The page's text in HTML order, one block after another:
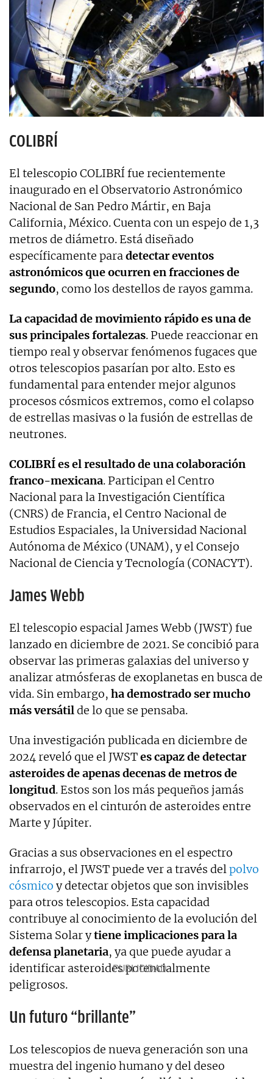
COLIBRÍ
El telescopio COLIBRÍ fue recientemente
inaugurado en el Observatorio Astronómico
Nacional de San Pedro Mártir, en Baja
California, México. Cuenta con un espejo de 1,3
metros de diámetro. Está diseñado
específicamente paradetectar eventos
astronómicos que ocurren en fracciones de
segundo, como los destellos de rayos gamma.
La capacidad de movimiento rápido es una de
sus principales fortalezas. Puede reaccionar en
tiempo real y observar fenómenos fugaces que
otros telescopios pasarían por alto. Esto es
fundamental para entender mejor algunos
procesos cósmicos extremos, como el colapso
de estrellas masivas o la fusión de estrellas de
neutrones.
COLIBRÍ es el resultado de una colaboración
franco-mexicana. Participan el Centro
Nacional para la Investigación Científica
(CNRS) de Francia, el Centro Nacional de
Estudios Espaciales, la Universidad Nacional
Autónoma de México (UNAM), y el Consejo
Nacional de Ciencia y Tecnología (CONACYT).
James Webb
El telescopio espacial James Webb (JWST) fue
lanzado en diciembre de 2021. Se concibió para
observar las primeras galaxias del universo y
analizar atmósferas de exoplanetas en busca de
vida. Sin embargo, ha demostrado ser mucho
más versátilde lo que se pensaba.
Una investigación publicada en diciembre de
2024 reveló que el JWSTes capaz de detectar
asteroides de apenas decenas de metros de
longitud. Estos son los más pequeños jamás
observados en el cinturón de asteroides entre
Marte y Júpiter.
Gracias a sus observaciones en el espectro
infrarrojo, el JWST puede ver a través delpolvo
cósmico y detectar objetos que son invisibles
para otros telescopios. Esta capacidad
contribuye al conocimiento de la evolución del
Sistema Solar ytiene implicaciones para la
defensa planetaria, ya que puede ayudar a
identificar asteroides potencialmente
peligrosos.
Un futuro “brillante”
Los telescopios de nueva generación son una
muestra del ingenio humano y del deseo